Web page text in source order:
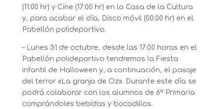
(11:00 hr) y Cine (17:00 hr) en la Casa de la Cultura
y, para acabar el día, Disco móvil (00:00 hr) en el
Pabellón polideportivo.
– Lunes 31 de octubre, desde las 17:00 horas en el
Pabellón polideportivo tendremos la Fiesta
infantil de Halloween y, a continuación, el pasaje
del terror «La granja de Oz». Durante este día se
podrá colaborar con los alumnos de 6º Primaria
comprándoles bebidas y bocadillos.